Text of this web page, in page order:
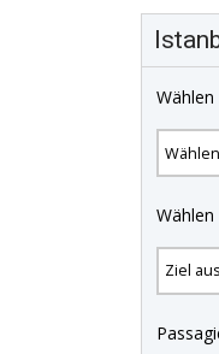
Wählen
Wählen